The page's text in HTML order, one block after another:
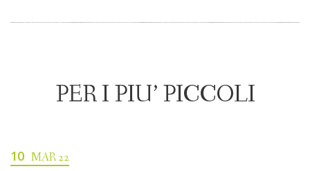
PER I PIU’ PICCOLI
10 MAR 22